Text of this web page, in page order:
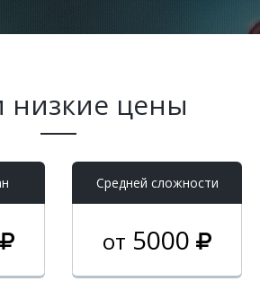
цены
Средней сложности
от 5000